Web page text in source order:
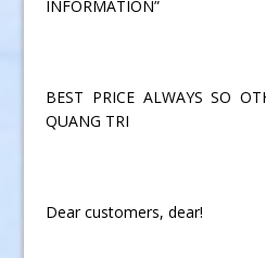
INFORMATION”
BEST PRICE ALWAYS SO
QUANG TRI
Dear customers, dear!